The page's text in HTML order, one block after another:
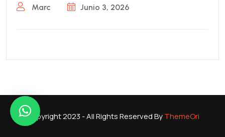
Marc Junio 3, 2026
Copyright 2023 - All Rights Reserved ByThemeOri